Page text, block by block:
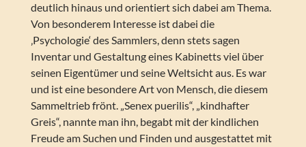
deutlich hinaus und orientiert sich dabei am Thema.
Von besonderem Interesse ist dabei die
‚Psychologie‘ des Sammlers, denn stets sagen
Inventar und Gestaltung eines Kabinetts viel über
seinen Eigentümer und seine Weltsicht aus. Es war
und ist eine besondere Art von Mensch, die diesem
Sammeltrieb frönt. „Senex puerilis“, „kindhafter
Greis“, nannte man ihn, begabt mit der kindlichen
Freude am Suchen und Finden und ausgestattet mit